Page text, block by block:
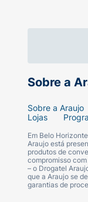
Sobre a
Sobre a Araujo
Lojas
Em Belo
Araujo está
produtos de
compromisso
– o Drogatel
que a Araujo se
garantias de